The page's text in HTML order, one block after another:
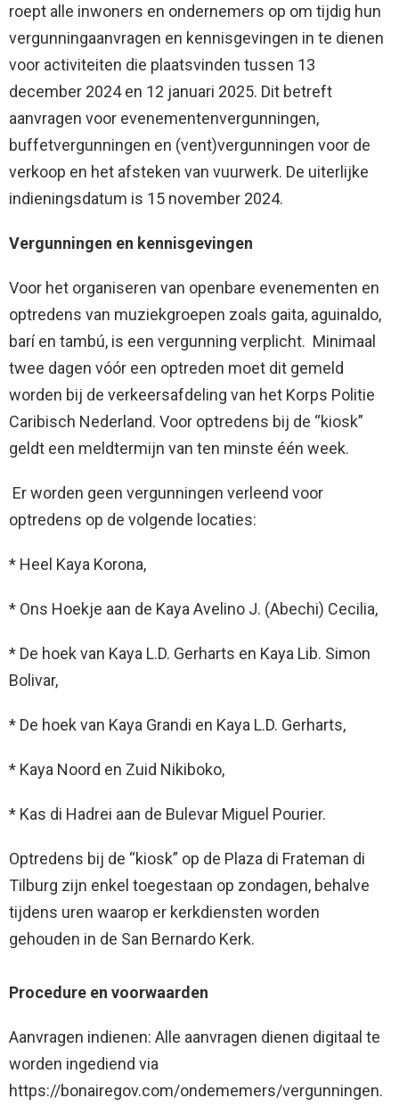
roept alle inwoners en ondernemers op om tijdig hun
vergunningaanvragen en kennisgevingen in te dienen
voor activiteiten die plaatsvinden tussen 13
december 2024 en 12 januari 2025. Dit betreft
aanvragen voor evenementenvergunningen,
buffetvergunningen en (vent)vergunningen voor de
verkoop en het afsteken van vuurwerk. De uiterlijke
indieningsdatum is 15 november 2024.
Vergunningen en kennisgevingen
Voor het organiseren van openbare evenementen en
optredens van muziekgroepen zoals gaita, aguinaldo,
barí en tambú, is een vergunning verplicht. Minimaal
twee dagen vóór een optreden moet dit gemeld
worden bij de verkeersafdeling van het Korps Politie
Caribisch Nederland. Voor optredens bij de “kiosk”
geldt een meldtermijn van ten minste één week.
Er worden geen vergunningen verleend voor
optredens op de volgende locaties:
* Heel Kaya Korona,
* Ons Hoekje aan de Kaya Avelino J. (Abechi) Cecilia,
* De hoek van Kaya L.D. Gerharts en Kaya Lib. Simon
Bolivar,
* De hoek van Kaya Grandi en Kaya L.D. Gerharts,
* Kaya Noord en Zuid Nikiboko,
* Kas di Hadrei aan de Bulevar Miguel Pourier.
Optredens bij de “kiosk” op de Plaza di Frateman di
Tilburg zijn enkel toegestaan op zondagen, behalve
tijdens uren waarop er kerkdiensten worden
gehouden in de San Bernardo Kerk.
Procedure en voorwaarden
Aanvragen indienen: Alle aanvragen dienen digitaal te
worden ingediend via
https://bonairegov.com/ondememers/vergunningen.